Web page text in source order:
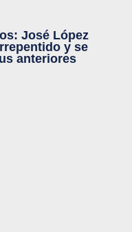
José López
y se
anteriores